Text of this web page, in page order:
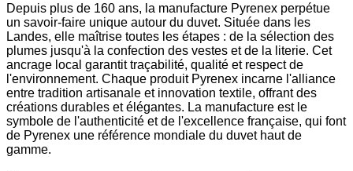
Depuis plus de 160 ans, la manufacture Pyrenex perpétue
un savoir-faire unique autour du duvet. Située dans les
Landes, elle maîtrise toutes les étapes : de la sélection des
plumes jusqu'à la confection des vestes et de la literie. Cet
ancrage local garantit traçabilité, qualité et respect de
l'environnement. Chaque produit Pyrenex incarne l'alliance
entre tradition artisanale et innovation textile, offrant des
créations durables et élégantes. La manufacture est le
symbole de l'authenticité et de l'excellence française, qui font
de Pyrenex une référence mondiale du duvet haut de
gamme.